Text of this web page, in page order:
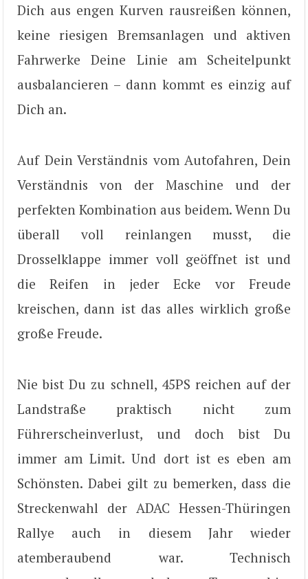
Dich aus engen Kurven rausreißen können,
keine riesigen Bremsanlagen und aktiven
Fahrwerke Deine Linie am Scheitelpunkt
ausbalancieren – dann kommt es einzig auf
Dich an.
Auf Dein Verständnis vom Autofahren, Dein
Verständnis von der Maschine und der
perfekten Kombination aus beidem. Wenn Du
überall voll reinlangen musst, die
Drosselklappe immer voll geöffnet ist und
die Reifen in jeder Ecke vor Freude
kreischen, dann ist das alles wirklich große
große Freude.
Nie bist Du zu schnell, 45PS reichen auf der
Landstraße praktisch nicht zum
Führerscheinverlust, und doch bist Du
immer am Limit. Und dort ist es eben am
Schönsten. Dabei gilt zu bemerken, dass die
Streckenwahl der ADAC Hessen-Thüringen
Rallye auch in diesem Jahr wieder
atemberaubend war. Technisch